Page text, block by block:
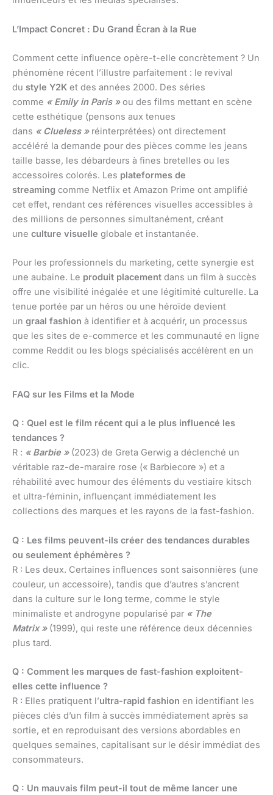
L’Impact Concret : Du Grand Écran à la Rue
Comment cette influence opère-t-elle concrètement ? Un
phénomène récent l’illustre parfaitement : le revival
du style Y2K et des années 2000. Des séries
comme « Emily in Paris »ou des films mettant en scène
cette esthétique (pensons aux tenues
dans « Clueless »réinterprétées) ont directement
accéléré la demande pour des pièces comme les jeans
taille basse, les débardeurs à fines bretelles ou les
accessoires colorés. Les plateformes de
streaming comme Netflix et Amazon Prime ont amplifié
cet effet, rendant ces références visuelles accessibles à
des millions de personnes simultanément, créant
une culture visuelle globale et instantanée.
Pour les professionnels du marketing, cette synergie est
une aubaine. Le produit placement dans un film à succès
offre une visibilité inégalée et une légitimité culturelle. La
tenue portée par un héros ou une héroïde devient
un graal fashion à identifier et à acquérir, un processus
que les sites de e-commerce et les communauté en ligne
comme Reddit ou les blogs spécialisés accélèrent en un
clic.
FAQ sur les Films et la Mode
Q : Quel est le film récent qui a le plus influencé les
tendances ?
R : « Barbie »(2023) de Greta Gerwig a déclenché un
véritable raz-de-maraire rose (« Barbiecore ») et a
réhabilité avec humour des éléments du vestiaire kitsch
et ultra-féminin, influençant immédiatement les
collections des marques et les rayons de la fast-fashion.
Q : Les films peuvent-ils créer des tendances durables
ou seulement éphémères ?
R : Les deux. Certaines influences sont saisonnières (une
couleur, un accessoire), tandis que d’autres s’ancrent
dans la culture sur le long terme, comme le style
minimaliste et androgyne popularisé par « The
Matrix »(1999), qui reste une référence deux décennies
plus tard.
Q : Comment les marques de fast-fashion exploitent-
elles cette influence ?
R : Elles pratiquent l’ultra-rapid fashion en identifiant les
pièces clés d’un film à succès immédiatement après sa
sortie, et en reproduisant des versions abordables en
quelques semaines, capitalisant sur le désir immédiat des
consommateurs.
Q : Un mauvais film peut-il tout de même lancer une